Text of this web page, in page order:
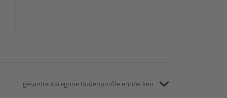
gesamte Kategorie Bodenprofile entdecken